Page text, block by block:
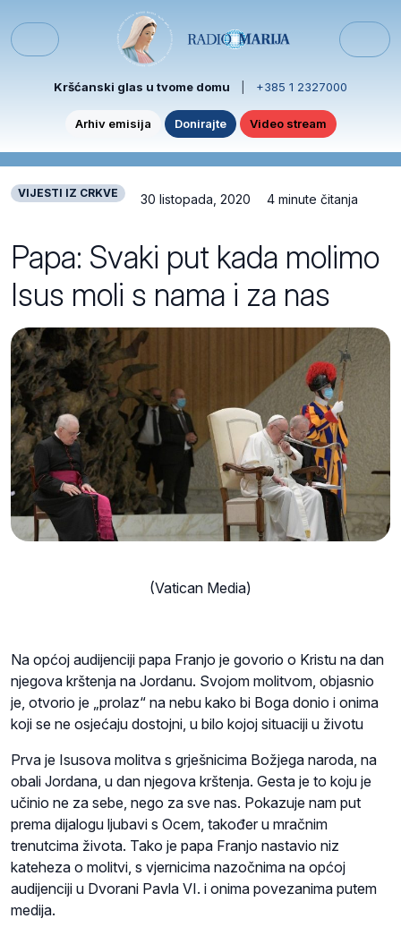
Menu
Kršćanski glas u tvome domu +385 1 2327000
Arhiv emisija Donirajte Video stream
VIJESTI IZ CRKVE 30 listopada, 2020 4 minute čitanja
Papa: Svaki put kada molimo
Isus moli s nama i za nas
(Vatican Media)
Na općoj audijenciji papa Franjo je govorio o Kristu na dan
njegova krštenja na Jordanu. Svojom molitvom, objasnio
je, otvorio je „prolaz“ na nebu kako bi Boga donio i onima
koji se ne osjećaju dostojni, u bilo kojoj situaciji u životu
Prva je Isusova molitva s grješnicima Božjega naroda, na
obali Jordana, u dan njegova krštenja. Gesta je to koju je
učinio ne za sebe, nego za sve nas. Pokazuje nam put
prema dijalogu ljubavi s Ocem, također u mračnim
trenutcima života. Tako je papa Franjo nastavio niz
kateheza o molitvi, s vjernicima nazočnima na općoj
audijenciji u Dvorani Pavla VI. i onima povezanima putem
medija.